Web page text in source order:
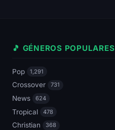
🎵 GÉNEROS POPULARES
Pop 1,291
Crossover 731
News 624
Tropical 478
Christian 368